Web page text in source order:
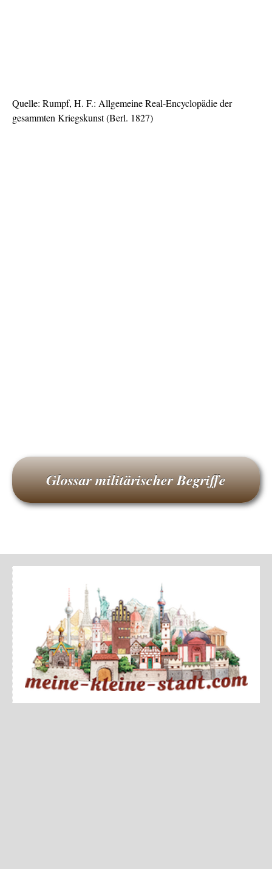
Quelle: Rumpf, H. F.: Allgemeine Real-Encyclopädie der
gesammten Kriegskunst (Berl. 1827)
Glossar militärischer Begriffe